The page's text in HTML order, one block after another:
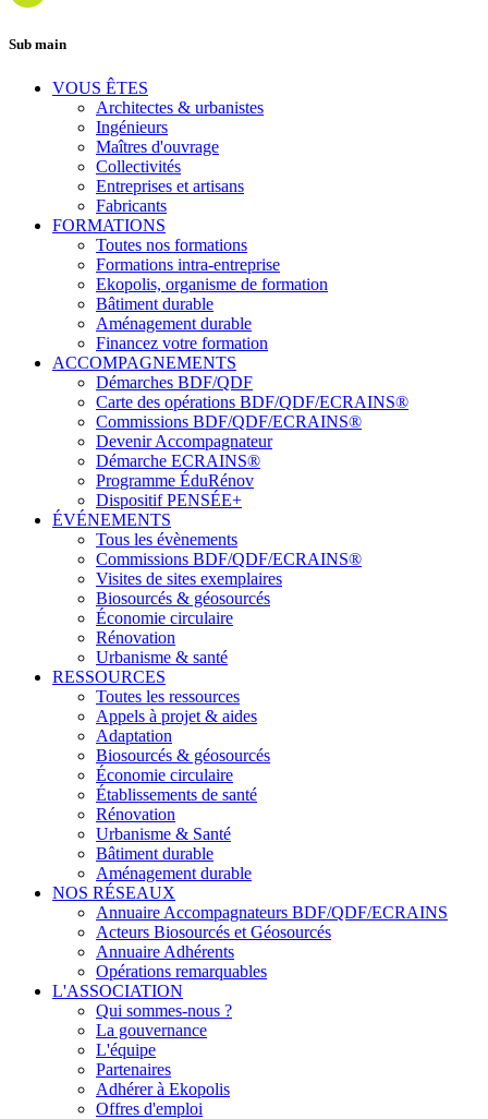
Sub main
VOUS ÊTES
Architectes & urbanistes
Ingénieurs
Maîtres d'ouvrage
Collectivités
Entreprises et artisans
Fabricants
FORMATIONS
Toutes nos formations
Formations intra-entreprise
Ekopolis, organisme de formation
Bâtiment durable
Aménagement durable
Financez votre formation
ACCOMPAGNEMENTS
Démarches BDF/QDF
Carte des opérations BDF/QDF/ECRAINS®
Commissions BDF/QDF/ECRAINS®
Devenir Accompagnateur
Démarche ECRAINS®
Programme ÉduRénov
Dispositif PENSÉE+
ÉVÉNEMENTS
Tous les évènements
Commissions BDF/QDF/ECRAINS®
Visites de sites exemplaires
Biosourcés & géosourcés
Économie circulaire
Rénovation
Urbanisme & santé
RESSOURCES
Toutes les ressources
Appels à projet & aides
Adaptation
Biosourcés & géosourcés
Économie circulaire
Établissements de santé
Rénovation
Urbanisme & Santé
Bâtiment durable
Aménagement durable
NOS RÉSEAUX
Annuaire Accompagnateurs BDF/QDF/ECRAINS
Acteurs Biosourcés et Géosourcés
Annuaire Adhérents
Opérations remarquables
L'ASSOCIATION
Qui sommes-nous ?
La gouvernance
L'équipe
Partenaires
Adhérer à Ekopolis
Offres d'emploi